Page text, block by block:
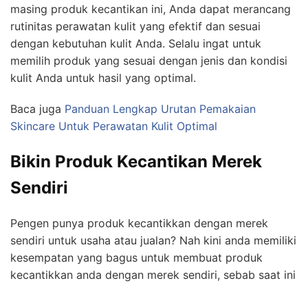
masing produk kecantikan ini, Anda dapat merancang
rutinitas perawatan kulit yang efektif dan sesuai
dengan kebutuhan kulit Anda. Selalu ingat untuk
memilih produk yang sesuai dengan jenis dan kondisi
kulit Anda untuk hasil yang optimal.
Baca juga Panduan Lengkap Urutan Pemakaian
Skincare Untuk Perawatan Kulit Optimal
Bikin Produk Kecantikan Merek
Sendiri
Pengen punya produk kecantikkan dengan merek
sendiri untuk usaha atau jualan? Nah kini anda memiliki
kesempatan yang bagus untuk membuat produk
kecantikkan anda dengan merek sendiri, sebab saat ini